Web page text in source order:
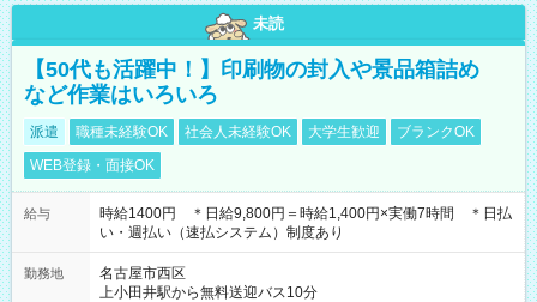
未読
【50代も活躍中！】印刷物の封入や景品箱詰め
など作業はいろいろ
派遣 職種未経験OK 社会人未経験OK 大学生歓迎
ブランクOK
WEB登録・面接OK
給与
時給1400円 ＊日給9,800円＝時給1,400円×実働7時間 ＊日払
い・週払い（速払システム）制度あり
勤務地
名古屋市西区
上小田井駅から無料送迎バス10分